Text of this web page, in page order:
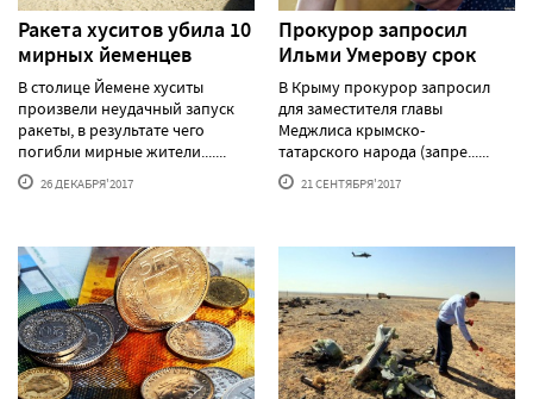
Ракета хуситов убила 10
мирных йеменцев
В столице Йемене хуситы
произвели неудачный запуск
ракеты, в результате чего
погибли мирные жители.......
26 ДЕКАБРЯ'2017
Прокурор запросил
Ильми Умерову срок
В Крыму прокурор запросил
для заместителя главы
Меджлиса крымско-
татарского народа (запре......
21 СЕНТЯБРЯ'2017